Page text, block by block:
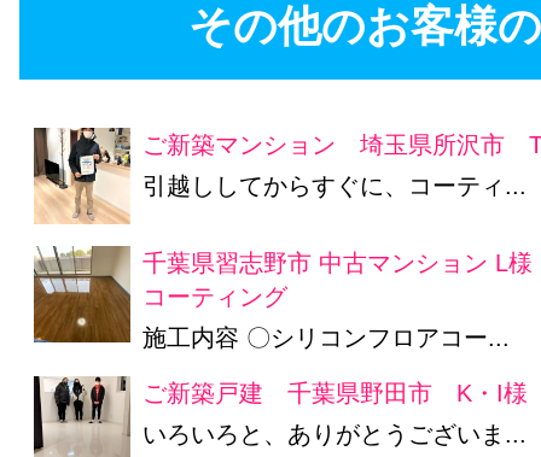
その他のお客様
ご新築マンション 埼玉県所沢市
引越ししてからすぐに、コーティ...
千葉県習志野市 中古マンション L
コーティング
施工内容 〇シリコンフロアコー...
ご新築戸建 千葉県野田市 K・I様
いろいろと、ありがとうございま...